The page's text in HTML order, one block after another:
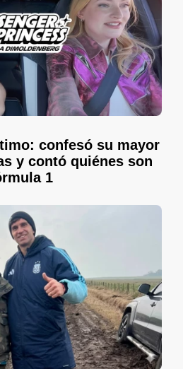
confesó su mayor
y contó quiénes son
1